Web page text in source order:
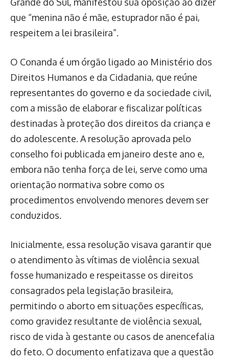
que “menina não é mãe, estuprador não é pai,
respeitem a lei brasileira”.
O Conanda é um órgão ligado ao Ministério dos
Direitos Humanos e da Cidadania, que reúne
representantes do governo e da sociedade civil,
com a missão de elaborar e fiscalizar políticas
destinadas à proteção dos direitos da criança e
do adolescente. A resolução aprovada pelo
conselho foi publicada em janeiro deste ano e,
embora não tenha força de lei, serve como uma
orientação normativa sobre como os
procedimentos envolvendo menores devem ser
conduzidos.
Inicialmente, essa resolução visava garantir que
o atendimento às vítimas de violência sexual
fosse humanizado e respeitasse os direitos
consagrados pela legislação brasileira,
permitindo o aborto em situações específicas,
como gravidez resultante de violência sexual,
risco de vida à gestante ou casos de anencefalia
do feto. O documento enfatizava que a questão